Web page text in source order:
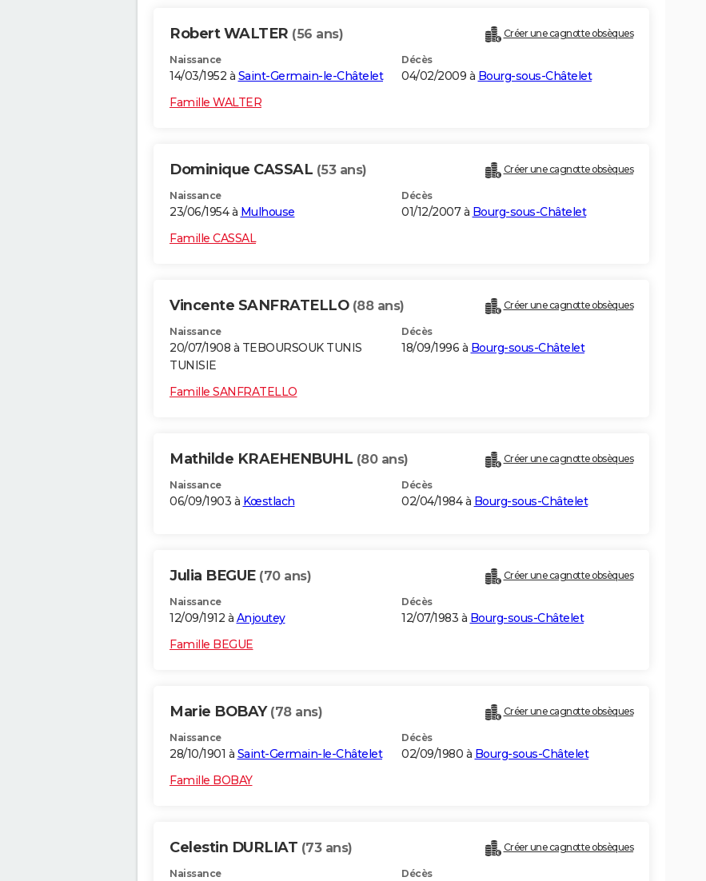
Robert WALTER (56 ans) Créer une cagnotte obsèques
Naissance
14/03/1952 à Saint-Germain-le-Châtelet
Décès
04/02/2009 à Bourg-sous-Châtelet
Famille WALTER
Dominique CASSAL (53 ans) Créer une cagnotte obsèques
Naissance
23/06/1954 à Mulhouse
Décès
01/12/2007 à Bourg-sous-Châtelet
Famille CASSAL
Vincente SANFRATELLO (88 ans) Créer une cagnotte obsèques
Naissance
20/07/1908 à TEBOURSOUK TUNIS
TUNISIE
Décès
18/09/1996 à Bourg-sous-Châtelet
Famille SANFRATELLO
Mathilde KRAEHENBUHL (80 ans) Créer une cagnotte obsèques
Naissance
06/09/1903 à Kœstlach
Décès
02/04/1984 à Bourg-sous-Châtelet
Julia BEGUE (70 ans) Créer une cagnotte obsèques
Naissance
12/09/1912 à Anjoutey
Décès
12/07/1983 à Bourg-sous-Châtelet
Famille BEGUE
Marie BOBAY (78 ans) Créer une cagnotte obsèques
Naissance
28/10/1901 à Saint-Germain-le-Châtelet
Décès
02/09/1980 à Bourg-sous-Châtelet
Famille BOBAY
Celestin DURLIAT (73 ans) Créer une cagnotte obsèques
Naissance Décès